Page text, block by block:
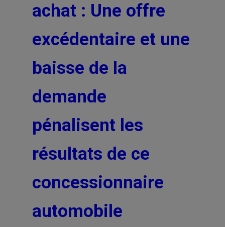
achat : Une offre
excédentaire et une
baisse de la
demande
pénalisent les
résultats de ce
concessionnaire
automobile